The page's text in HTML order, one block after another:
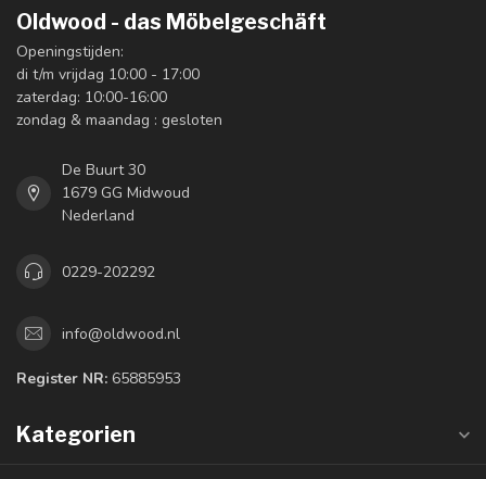
Oldwood - das Möbelgeschäft
Openingstijden:
di t/m vrijdag 10:00 - 17:00
zaterdag: 10:00-16:00
zondag & maandag : gesloten
De Buurt 30
1679 GG Midwoud
Nederland
0229-202292
info@oldwood.nl
Register NR: 65885953
Kategorien